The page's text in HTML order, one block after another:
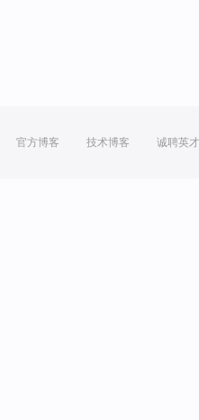
官方博客 技术博客 诚聘英才